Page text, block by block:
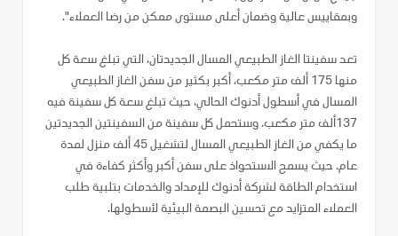
وبمقاييس عالية وضمان أعلى مستوى ممكن من رضا العملاء".
تعد سفينتا الغاز الطبيعي المسال الجديدتان، التي تبلغ سعة كل
منها 175 ألف متر مكعب، أكبر بكثير من سفن الغاز الطبيعي
المسال في أسطول أدنوك الحالي، حيث تبلغ سعة كل سفينة فيه
137ألف متر مكعب. وستحمل كل سفينة من السفينتين الجديدتين
ما يكفي من الغاز الطبيعي المسال لتشغيل 45 ألف منزل لمدة
عام. حيث يسمح الاستحواذ على سفن أكبر وأكثر كفاءة في
استخدام الطاقة لشركة أدنوك للإمداد والخدمات بتلبية طلب
العملاء المتزايد مع تحسين البصمة البيئية لأسطولها.